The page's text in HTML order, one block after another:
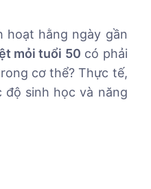
hoạt hằng ngày gần
mỏi tuổi 50 có phải
cơ thể? Thực tế,
độ sinh học và năng